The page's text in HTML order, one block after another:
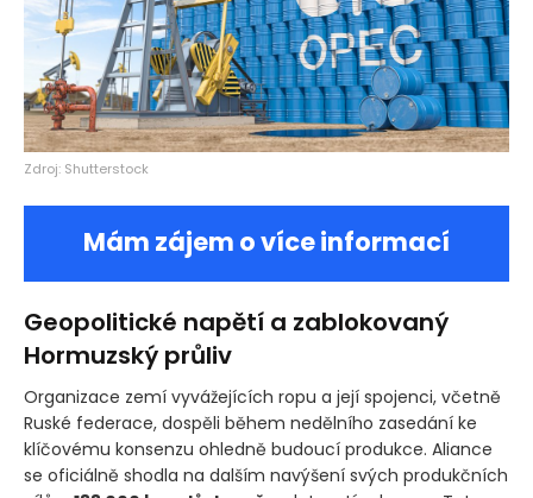
Zdroj: Shutterstock
Mám zájem o více informací
Geopolitické napětí a zablokovaný
Hormuzský průliv
Organizace zemí vyvážejících ropu a její spojenci, včetně
Ruské federace, dospěli během nedělního zasedání ke
klíčovému konsenzu ohledně budoucí produkce. Aliance
se oficiálně shodla na dalším navýšení svých produkčních